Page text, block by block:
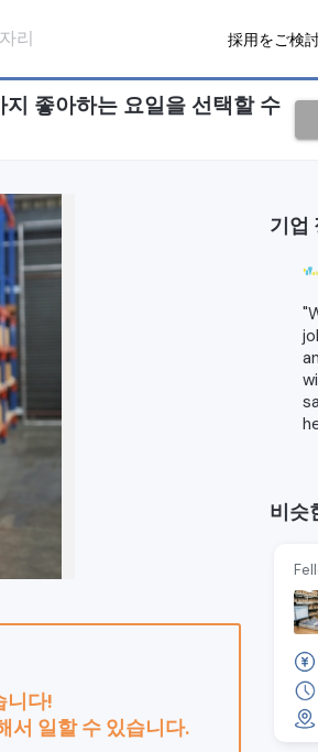
리 採用をご検
지 좋아하는 요일을 선택할 수
니다!
서 일할 수 있습니다.
기업
비슷